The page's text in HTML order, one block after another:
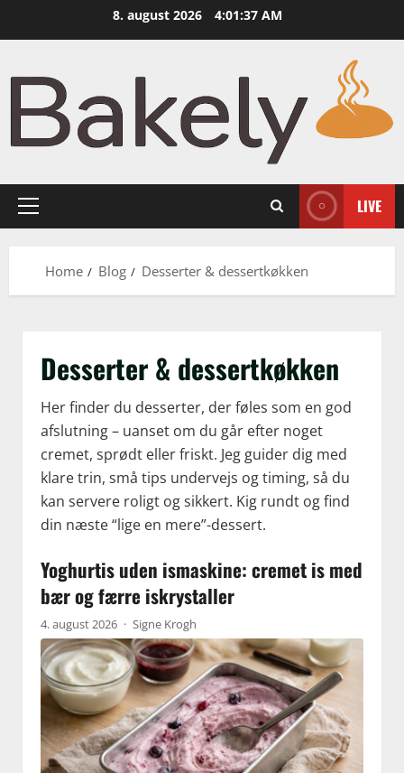
8. august 2026 4:01:38 AM
Primary
LIVE
Home Blog Desserter & dessertkøkken
Desserter & dessertkøkken
Her finder du desserter, der føles som en god
afslutning – uanset om du går efter noget
cremet, sprødt eller friskt. Jeg guider dig med
klare trin, små tips undervejs og timing, så du
kan servere roligt og sikkert. Kig rundt og find
din næste “lige en mere”-dessert.
Yoghurtis uden ismaskine: cremet is med
bær og færre iskrystaller
4. august 2026 · Signe Krogh